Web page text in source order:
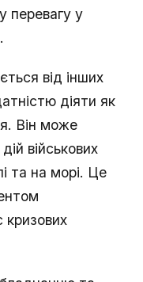
перевагу у
від інших
діяти як
Він може
військових
та на морі. Це
кризових